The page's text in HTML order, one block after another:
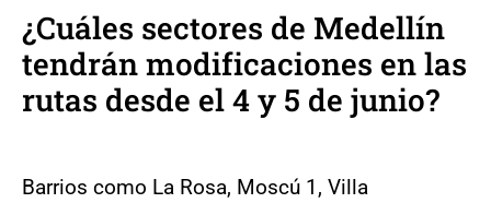
¿Cuáles sectores de Medellín
tendrán modificaciones en las
rutas desde el 4 y 5 de junio?
Barrios como La Rosa, Moscú 1, Villa